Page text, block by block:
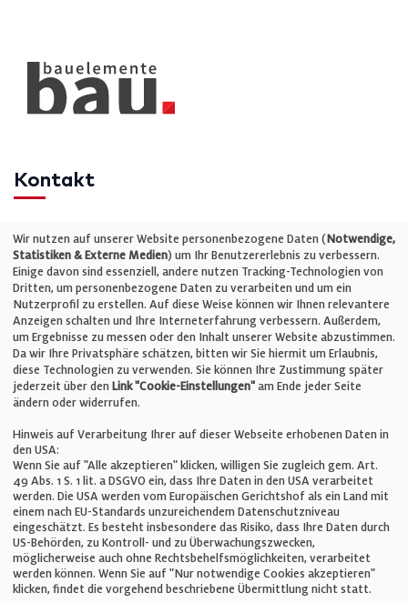
Kontakt
Telefon: +49 (0)711 2585563-0
E-Mail:info@bauelemente-bau.eu
Unternehmen
Impressum
Cookie-Einstellungen
AGB
Wir nutzen auf unserer Website personenbezogene Daten (Notwendige,
Statistiken & Externe Medien) um Ihr Benutzererlebnis zu verbessern.
Einige davon sind essenziell, andere nutzen Tracking-Technologien von
Dritten, um personenbezogene Daten zu verarbeiten und um ein
Nutzerprofil zu erstellen. Auf diese Weise können wir Ihnen relevantere
Anzeigen schalten und Ihre Interneterfahrung verbessern. Außerdem,
um Ergebnisse zu messen oder den Inhalt unserer Website abzustimmen.
Da wir Ihre Privatsphäre schätzen, bitten wir Sie hiermit um Erlaubnis,
diese Technologien zu verwenden. Sie können Ihre Zustimmung später
jederzeit über den Link "Cookie-Einstellungen" am Ende jeder Seite
ändern oder widerrufen.
Hinweis auf Verarbeitung Ihrer auf dieser Webseite erhobenen Daten in
den USA:
Wenn Sie auf "Alle akzeptieren" klicken, willigen Sie zugleich gem. Art.
49 Abs. 1 S. 1 lit. a DSGVO ein, dass Ihre Daten in den USA verarbeitet
werden. Die USA werden vom Europäischen Gerichtshof als ein Land mit
einem nach EU-Standards unzureichendem Datenschutzniveau
eingeschätzt. Es besteht insbesondere das Risiko, dass Ihre Daten durch
US-Behörden, zu Kontroll- und zu Überwachungszwecken,
möglicherweise auch ohne Rechtsbehelfsmöglichkeiten, verarbeitet
werden können. Wenn Sie auf "Nur notwendige Cookies akzeptieren"
klicken, findet die vorgehend beschriebene Übermittlung nicht statt.